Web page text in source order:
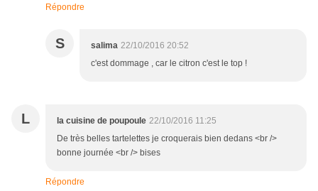
Répondre
S salima 22/10/2016 20:52
c'est dommage , car le citron c'est le top !
L la cuisine de poupoule 22/10/2016 11:25
De très belles tartelettes je croquerais bien dedans <br />
bonne journée <br /> bises
Répondre